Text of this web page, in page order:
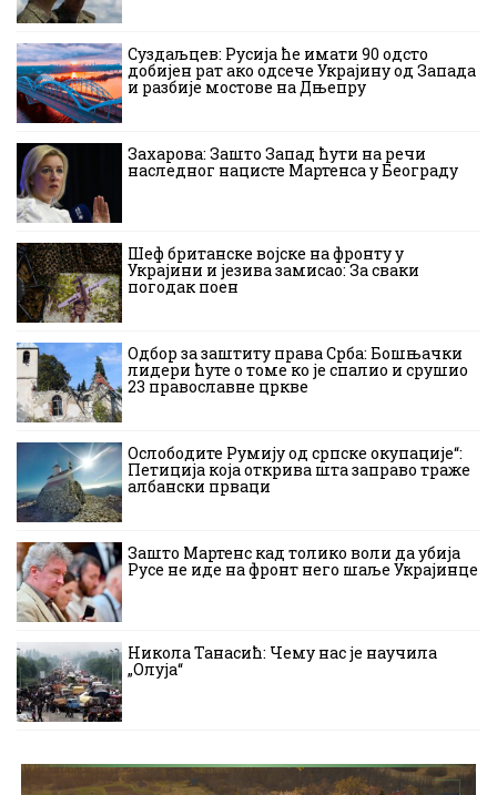
Суздаљцев: Русија ће имати 90 одсто
добијен рат ако одсече Украјину од Запада
и разбије мостове на Дњепру
Захарова: Зашто Запад ћути на речи
наследног нацисте Мартенса у Београду
Шеф британске војске на фронту у
Украјини и језива замисао: За сваки
погодак поен
Одбор за заштиту права Срба: Бошњачки
лидери ћуте о томе ко је спалио и срушио
23 православне цркве
Ослободите Румију од српске окупације“:
Петиција која открива шта заправо траже
албански прваци
Зашто Мартенс кад толико воли да убија
Русе не иде на фронт него шаље Украјинце
Никола Танасић: Чему нас је научила
„Олуја“